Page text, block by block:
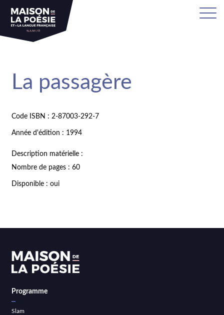
La passagère
Code ISBN : 2-87003-292-7
Année d'édition : 1994
Description matérielle :
Nombre de pages : 60
Disponible : oui
Programme
Slam